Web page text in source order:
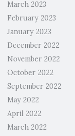
March 2023
February 2023
January 2023
December 2022
November 2022
October 2022
September 2022
May 2022
April 2022
March 2022